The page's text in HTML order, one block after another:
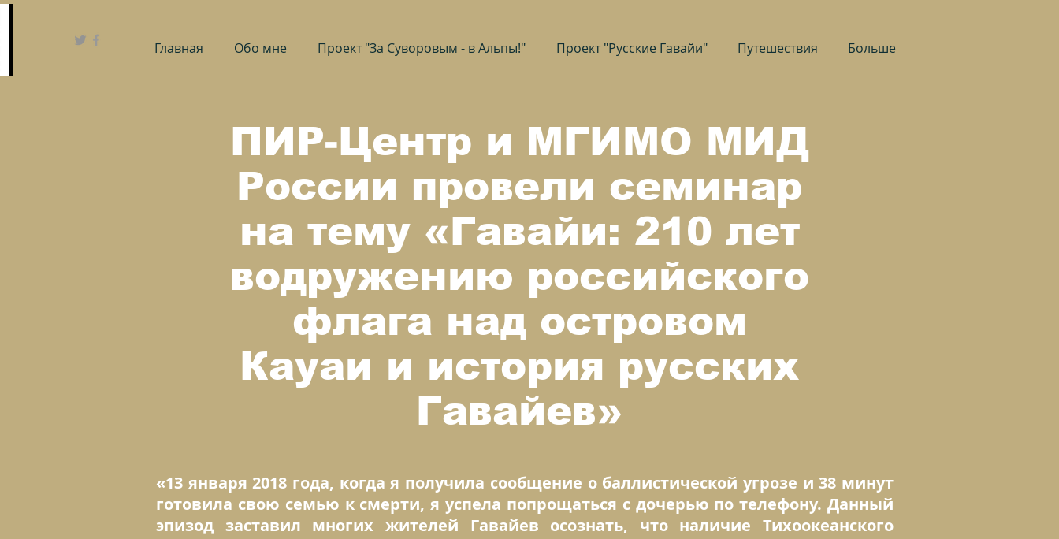
Главная Обо мне Проект "За Суворовым - в Альпы!" Проект "Русские Гавайи" Путешествия Больше
ПИР-Центр и МГИМО МИД
России провели семинар
на тему «Гавайи: 210 лет
водружению российского
флага над островом
Кауаи и история русских
Гавайев»
«13 января 2018 года, когда я получила сообщение о баллистической угрозе и 38 минут
готовила свою семью к смерти, я успела попрощаться с дочерью по телефону. Данный
эпизод заставил многих жителей Гавайев осознать, что наличие Тихоокеанского